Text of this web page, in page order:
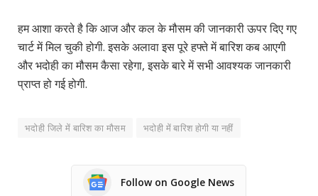
हम आशा करते है कि आज और कल के मौसम की जानकारी ऊपर दिए गए
चार्ट में मिल चुकी होगी. इसके अलावा इस पूरे हफ्ते में बारिश कब आएगी
और भदोही का मौसम कैसा रहेगा, इसके बारे में सभी आवश्यक जानकारी
प्राप्त हो गई होगी.
भदोही जिले में बारिश का मौसम भदोही में बारिश होगी या नहीं
Follow on Google News